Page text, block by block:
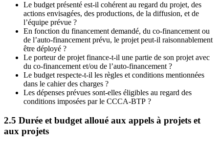
Le budget présenté est-il cohérent au regard du projet, des
actions envisagées, des productions, de la diffusion, et de
l’équipe prévue ?
En fonction du financement demandé, du co-financement ou
de l’auto-financement prévu, le projet peut-il raisonnablement
être déployé ?
Le porteur de projet finance-t-il une partie de son projet avec
du co-financement et/ou de l’auto-financement ?
Le budget respecte-t-il les règles et conditions mentionnées
dans le cahier des charges ?
Les dépenses prévues sont-elles éligibles au regard des
conditions imposées par le CCCA-BTP ?
2.5 Durée et budget alloué aux appels à projets et
aux projets